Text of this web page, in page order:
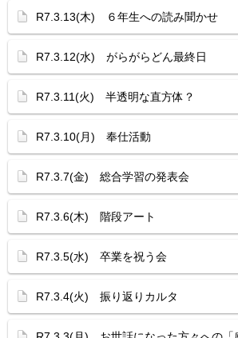
R7.3.13(木) ６年生への読み聞かせ
R7.3.12(水) がらがらどん最終日
R7.3.11(火) 半透明な直方体？
R7.3.10(月) 奉仕活動
R7.3.7(金) 総合学習の発表会
R7.3.6(木) 階段アート
R7.3.5(水) 卒業を祝う会
R7.3.4(火) 振り返りカルタ